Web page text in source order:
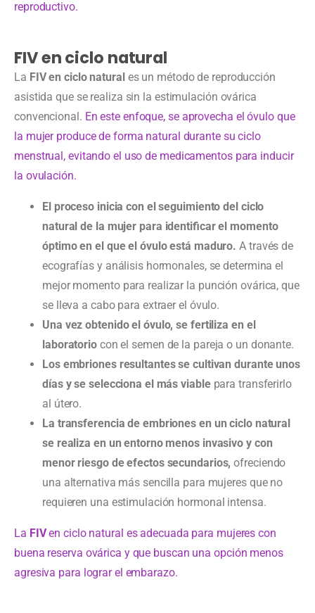
reproductivo.
FIV en ciclo natural
La FIV en ciclo natural es un método de reproducción
asistida que se realiza sin la estimulación ovárica
convencional. En este enfoque, se aprovecha el óvulo que
la mujer produce de forma natural durante su ciclo
menstrual, evitando el uso de medicamentos para inducir
la ovulación.
El proceso inicia con el seguimiento del ciclo
natural de la mujer para identificar el momento
óptimo en el que el óvulo está maduro. A través de
ecografías y análisis hormonales, se determina el
mejor momento para realizar la punción ovárica, que
se lleva a cabo para extraer el óvulo.
Una vez obtenido el óvulo, se fertiliza en el
laboratoriocon el semen de la pareja o un donante.
Los embriones resultantes se cultivan durante unos
días y se selecciona el más viablepara transferirlo
al útero.
La transferencia de embriones en un ciclo natural
se realiza en un entorno menos invasivo y con
menor riesgo de efectos secundarios, ofreciendo
una alternativa más sencilla para mujeres que no
requieren una estimulación hormonal intensa.
La FIVen ciclo natural es adecuada para mujeres con
buena reserva ovárica y que buscan una opción menos
agresiva para lograr el embarazo.